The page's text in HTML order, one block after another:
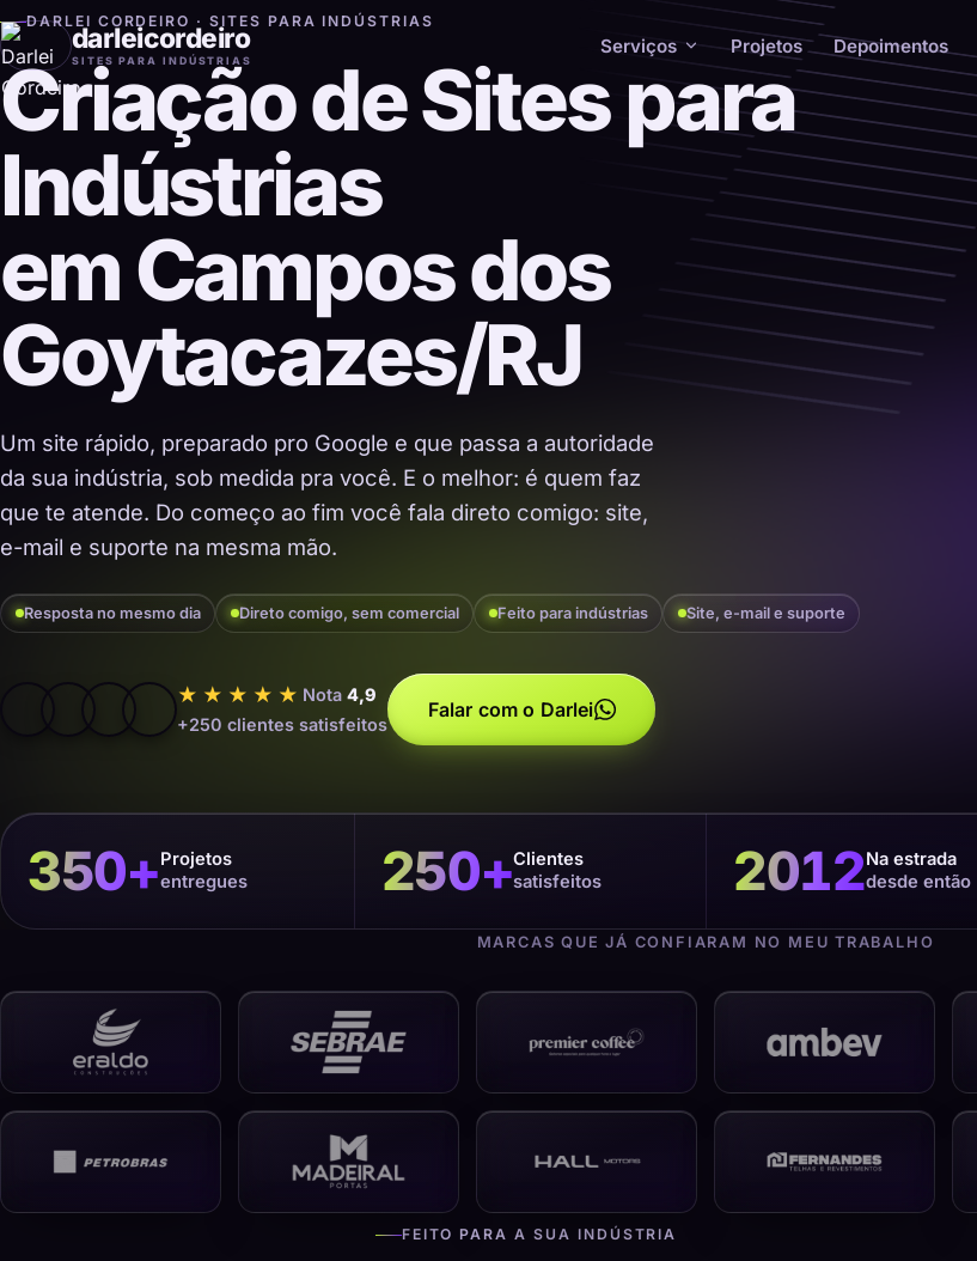
darleicordeiro
SITES PARA INDÚSTRIAS
Serviços Projetos Depoimentos
DARLEI CORDEIRO · SITES PARA INDÚSTRIAS
Criação de Sites para
Indústrias
em Campos dos
Goytacazes/RJ
Um site rápido, preparado pro Google e que passa a autoridade
da sua indústria, sob medida pra você. E o melhor: é quem faz
que te atende. Do começo ao fim você fala direto comigo: site,
e-mail e suporte na mesma mão.
Resposta no mesmo dia Direto comigo, sem comercial Feito para indústrias Site, e-mail e suporte
★★★★★ Nota 4,9
+250 clientes satisfeitos
Falar com o Darlei
350+Projetos
entregues
250+Clientes
satisfeitos
2012Na estrada
desde então
MARCAS QUE JÁ CONFIARAM NO MEU TRABALHO
FEITO PARA A SUA INDÚSTRIA